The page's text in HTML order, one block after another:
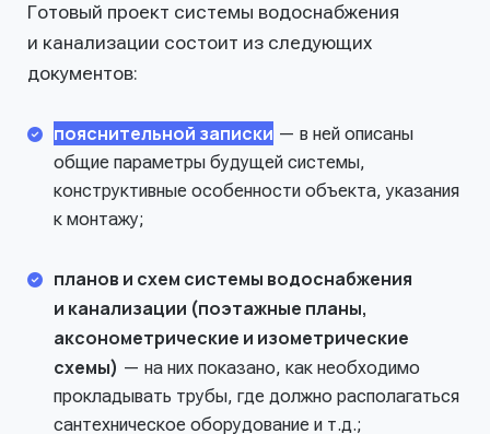
Готовый проект системы водоснабжения
и канализации состоит из следующих
документов:
пояснительной записки — в ней описаны
общие параметры будущей системы,
конструктивные особенности объекта, указания
к монтажу;
планов и схем системы водоснабжения
и канализации (поэтажные планы,
аксонометрические и изометрические
схемы) — на них показано, как необходимо
прокладывать трубы, где должно располагаться
сантехническое оборудование и т.д.;